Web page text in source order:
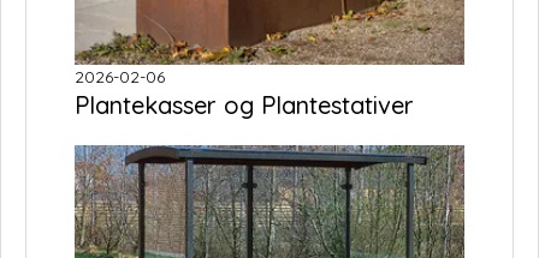
2026-02-06
Plantekasser og Plantestativer